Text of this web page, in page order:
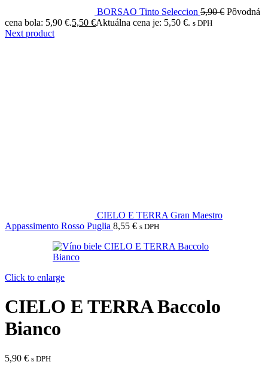
BORSAO Tinto Seleccion 5,90€ Pôvodná
cena bola: 5,90 €.5,50 €Aktuálna cena je: 5,50 €. s DPH
Next product
CIELO E TERRA Gran Maestro
Appassimento Rosso Puglia 8,55 € s DPH
Click to enlarge
CIELO E TERRA Baccolo
Bianco
5,90 € s DPH